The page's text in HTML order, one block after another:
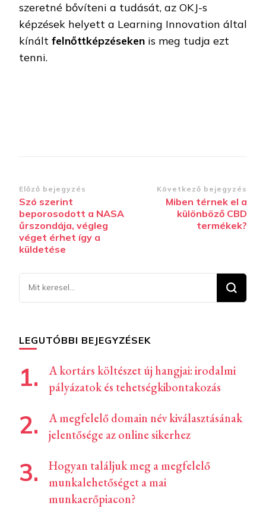
szeretné bővíteni a tudását, az OKJ-s
képzések helyett a Learning Innovation által
kínált felnőttképzéseken is meg tudja ezt
tenni.
Bejegyzések
navigációja
Előző bejegyzés
Szó szerint
beporosodott a NASA
űrszondája, végleg
véget érhet így a
küldetése
Következő bejegyzés
Miben térnek el a
különböző CBD
termékek?
Keresel
valamit?
LEGUTÓBBI BEJEGYZÉSEK
A kortárs költészet új hangjai: irodalmi
pályázatok és tehetségkibontakozás
A megfelelő domain név kiválasztásának
jelentősége az online sikerhez
Hogyan találjuk meg a megfelelő
munkalehetőséget a mai
munkaerőpiacon?